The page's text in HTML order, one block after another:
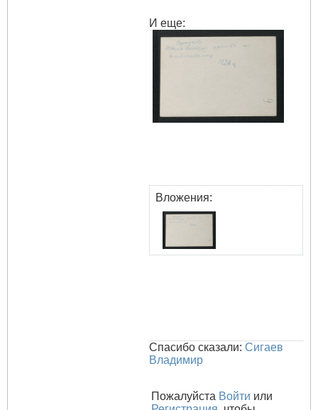
И еще:
Вложения:
Спасибо сказали: Сигаев
Владимир
Пожалуйста Войти или